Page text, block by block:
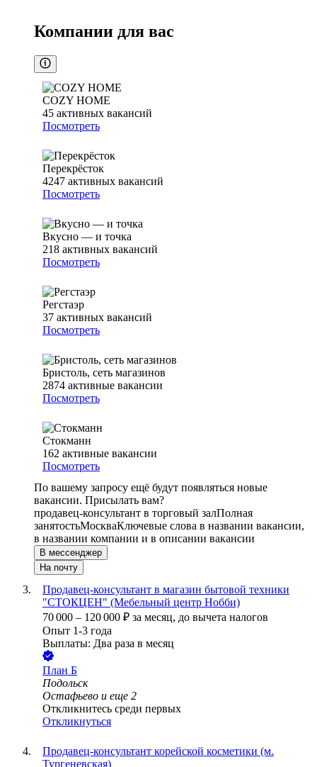
Компании для вас
COZY HOME
45 активных вакансий
Посмотреть
Перекрёсток
4247 активных вакансий
Посмотреть
Вкусно — и точка
218 активных вакансий
Посмотреть
Регстаэр
37 активных вакансий
Посмотреть
Бристоль, сеть магазинов
2874 активные вакансии
Посмотреть
Стокманн
162 активные вакансии
Посмотреть
По вашему запросу ещё будут появляться новые
вакансии. Присылать вам?
продавец-консультант в торговый залПолная
занятостьМоскваКлючевые слова в названии вакансии,
в названии компании и в описании вакансии
В мессенджер
На почту
Продавец-консультант в магазин бытовой техники
"СТОКЦЕН" (Мебельный центр Нобби)
70 000 – 120 000 ₽ за месяц, до вычета налогов
Опыт 1-3 года
Выплаты: Два раза в месяц
План Б
Подольск
Остафьево и еще 2
Откликнитесь среди первых
Откликнуться
Продавец-консультант корейской косметики (м.
Тургеневская)